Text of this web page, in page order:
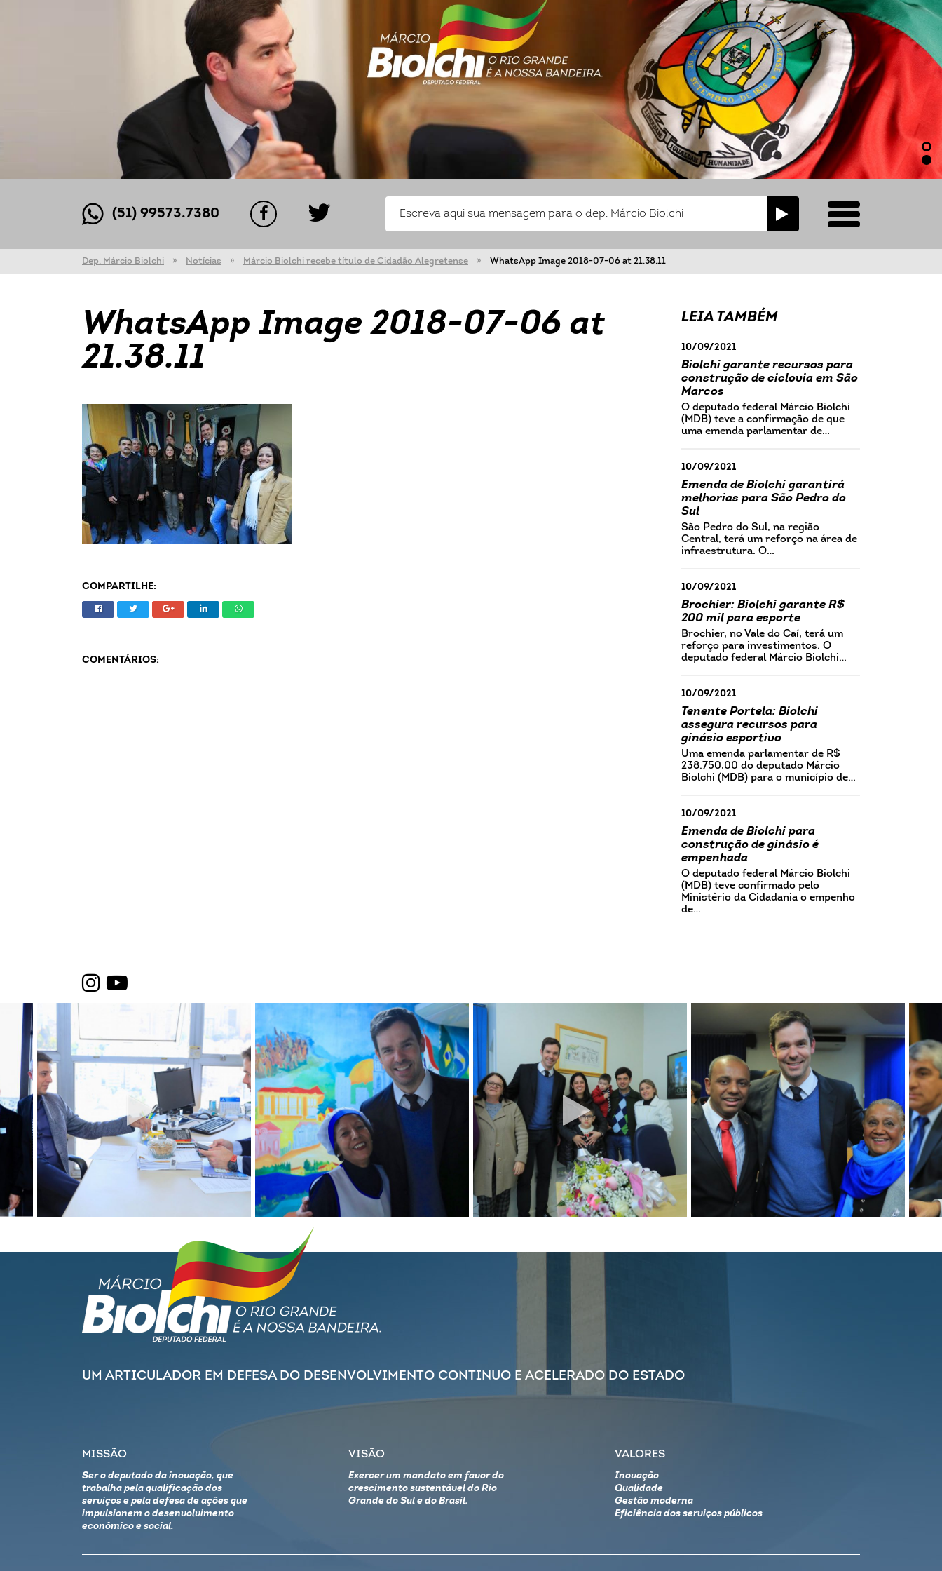
(51) 99573.7380
Dep. Márcio Biolchi Notícias Márcio Biolchi recebe título de Cidadão Alegretense WhatsApp Image 2018-07-06 at 21.38.11
WhatsApp Image 2018-07-06 at
21.38.11
COMPARTILHE:
COMENTÁRIOS:
LEIA TAMBÉM
10/09/2021
Biolchi garante recursos para
construção de ciclovia em São
Marcos
O deputado federal Márcio Biolchi
(MDB) teve a confirmação de que
uma emenda parlamentar de…
10/09/2021
Emenda de Biolchi garantirá
melhorias para São Pedro do
Sul
São Pedro do Sul, na região
Central, terá um reforço na área de
infraestrutura. O…
10/09/2021
Brochier: Biolchi garante R$
200 mil para esporte
Brochier, no Vale do Caí, terá um
reforço para investimentos. O
deputado federal Márcio Biolchi…
10/09/2021
Tenente Portela: Biolchi
assegura recursos para
ginásio esportivo
Uma emenda parlamentar de R$
238.750,00 do deputado Márcio
Biolchi (MDB) para o município de…
10/09/2021
Emenda de Biolchi para
construção de ginásio é
empenhada
O deputado federal Márcio Biolchi
(MDB) teve confirmado pelo
Ministério da Cidadania o empenho
de…
UM ARTICULADOR EM DEFESA DO DESENVOLVIMENTO CONTINUO E ACELERADO DO ESTADO
MISSÃO
Ser o deputado da inovação, que
trabalha pela qualificação dos
serviços e pela defesa de ações que
impulsionem o desenvolvimento
econômico e social.
VISÃO
Exercer um mandato em favor do
crescimento sustentável do Rio
Grande do Sul e do Brasil.
VALORES
Inovação
Qualidade
Gestão moderna
Eficiência dos serviços públicos